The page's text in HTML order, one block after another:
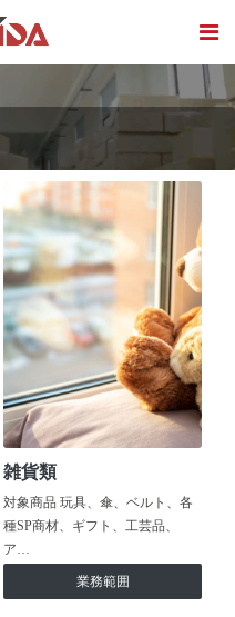
雑貨類
対象商品 玩具、傘、ベルト、各
種SP商材、ギフト、工芸品、
ア…
業務範囲